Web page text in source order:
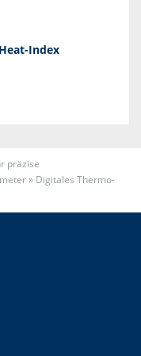
Index
präzise
» Digitales Thermo-